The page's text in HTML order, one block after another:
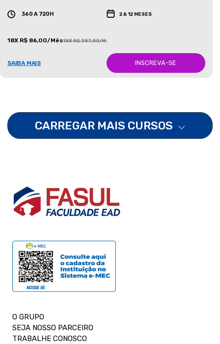
360 A 720H 2 A 12 MESES
18X R$ 86,00/Mês18X R$ 387,00/Mês
SAIBA MAIS INSCREVA-SE
CARREGAR MAIS CURSOS
O GRUPO
SEJA NOSSO PARCEIRO
TRABALHE CONOSCO